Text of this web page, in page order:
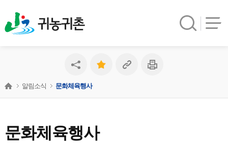
귀농귀촌
문화체육행사
알림소식 문화체육행사